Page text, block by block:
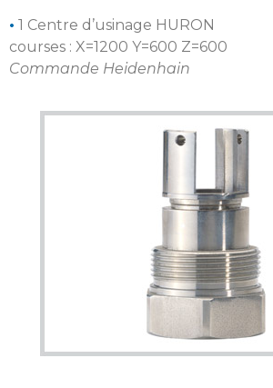
• 1 Centre d’usinage HURON
courses : X=1200 Y=600 Z=600
Commande Heidenhain